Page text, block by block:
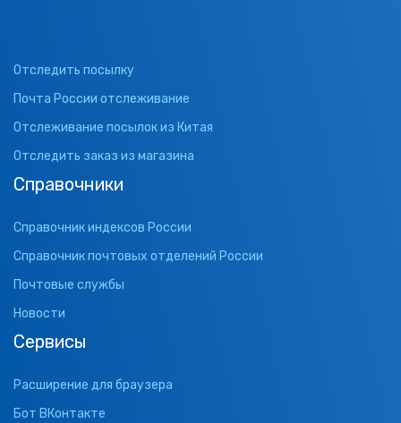
Отследить посылку
Почта России отслеживание
Отслеживание посылок из Китая
Отследить заказ из магазина
Справочники
Справочник индексов России
Справочник почтовых отделений России
Почтовые службы
Новости
Сервисы
Расширение для браузера
Бот ВКонтакте